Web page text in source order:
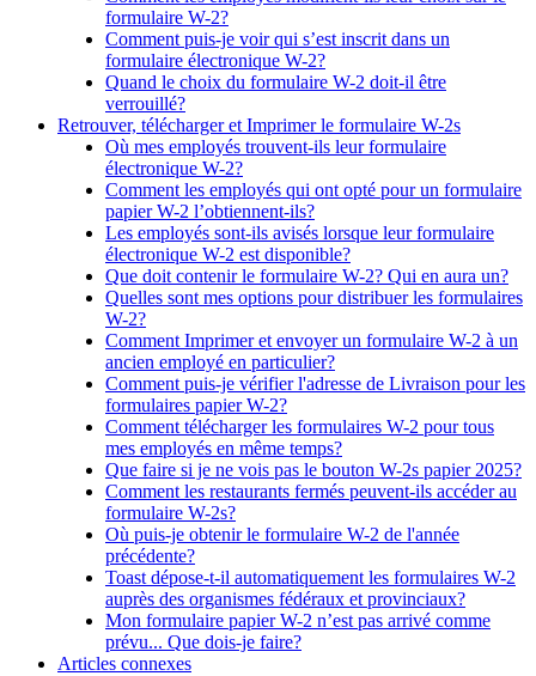
formulaire W-2?
Comment puis-je voir qui s’est inscrit dans un
formulaire électronique W-2?
Quand le choix du formulaire W-2 doit-il être
verrouillé?
Retrouver, télécharger et Imprimer le formulaire W-2s
Où mes employés trouvent-ils leur formulaire
électronique W-2?
Comment les employés qui ont opté pour un formulaire
papier W-2 l’obtiennent-ils?
Les employés sont-ils avisés lorsque leur formulaire
électronique W-2 est disponible?
Que doit contenir le formulaire W-2? Qui en aura un?
Quelles sont mes options pour distribuer les formulaires
W-2?
Comment Imprimer et envoyer un formulaire W-2 à un
ancien employé en particulier?
Comment puis-je vérifier l'adresse de Livraison pour les
formulaires papier W-2?
Comment télécharger les formulaires W-2 pour tous
mes employés en même temps?
Que faire si je ne vois pas le bouton W-2s papier 2025?
Comment les restaurants fermés peuvent-ils accéder au
formulaire W-2s?
Où puis-je obtenir le formulaire W-2 de l'année
précédente?
Toast dépose-t-il automatiquement les formulaires W-2
auprès des organismes fédéraux et provinciaux?
Mon formulaire papier W-2 n’est pas arrivé comme
prévu... Que dois-je faire?
Articles connexes